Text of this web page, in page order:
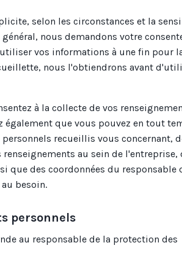
selon les circonstances et la
nous demandons votre
vos informations à une fin pour
nous l'obtiendrons avant
à la collecte de vos
également que vous pouvez en tout
recueillis vous concernant,
au sein de l'entreprise,
que des coordonnées du responsable
besoin.
personnels
au responsable de la protection des